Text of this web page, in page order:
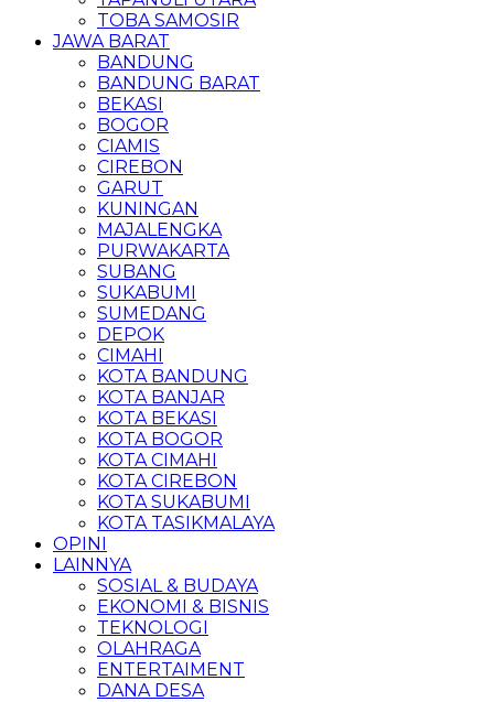
TOBA SAMOSIR
JAWA BARAT
BANDUNG
BANDUNG BARAT
BEKASI
BOGOR
CIAMIS
CIREBON
GARUT
KUNINGAN
MAJALENGKA
PURWAKARTA
SUBANG
SUKABUMI
SUMEDANG
DEPOK
CIMAHI
KOTA BANDUNG
KOTA BANJAR
KOTA BEKASI
KOTA BOGOR
KOTA CIMAHI
KOTA CIREBON
KOTA SUKABUMI
KOTA TASIKMALAYA
OPINI
LAINNYA
SOSIAL & BUDAYA
EKONOMI & BISNIS
TEKNOLOGI
OLAHRAGA
ENTERTAIMENT
DANA DESA